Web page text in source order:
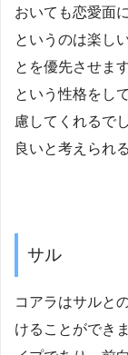
おいても恋愛面
というのは楽し
とを優先させま
という性格をし
慮してくれるで
良いと考えられ
サル
コアラはサルと
けることができ